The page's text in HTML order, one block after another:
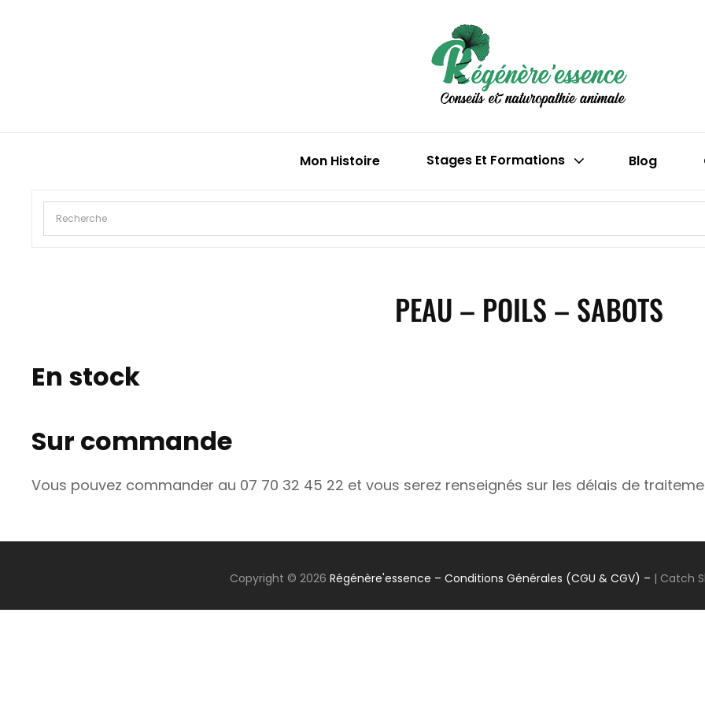
Boutique
Mon Histoire Stages Et Formations Blog
PEAU – POILS – SABOTS
En stock
Sur commande
Vous pouvez commander au 07 70 32 45 22 et vous serez renseignés sur les délais de
Copyright © 2026 Régénère'essence – Conditions Générales (CGU & CGV) – | Catch